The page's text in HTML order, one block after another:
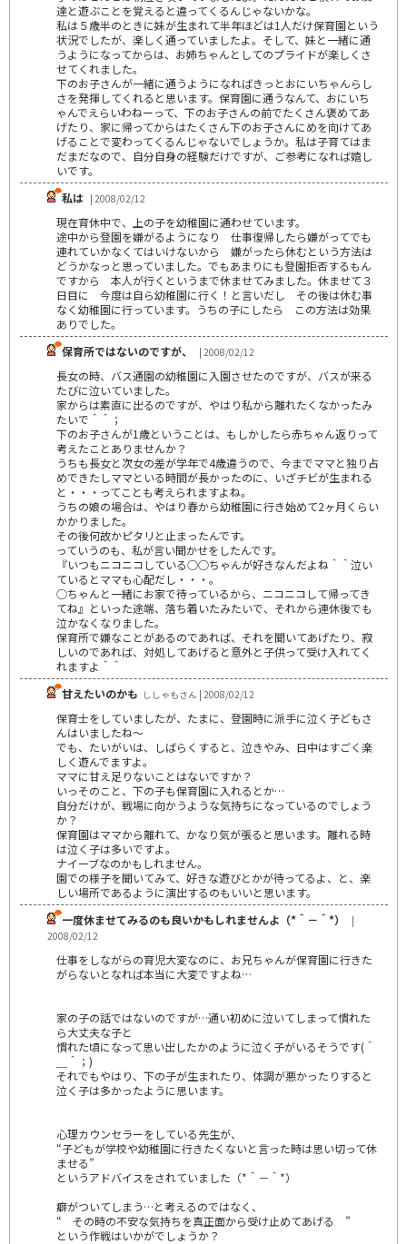
達と遊ぶことを覚えると違ってくるんじゃないかな。
私は５歳半のときに妹が生まれて半年ほどは1人だけ保育園という
状況でしたが、楽しく通っていましたよ。そして、妹と一緒に通
うようになってからは、お姉ちゃんとしてのプライドが楽しくさ
せてくれました。
下のお子さんが一緒に通うようになればきっとおにいちゃんらし
さを発揮してくれると思います。保育園に通うなんて、おにいち
ゃんでえらいわねーって、下のお子さんの前でたくさん褒めてあ
げたり、家に帰ってからはたくさん下のお子さんにめを向けてあ
げることで変わってくるんじゃないでしょうか。私は子育てはま
だまだなので、自分自身の経験だけですが、ご参考になれば嬉し
いです。
私は | 2008/02/12
現在育休中で、上の子を幼稚園に通わせています。
途中から登園を嫌がるようになり 仕事復帰したら嫌がってでも
連れていかなくてはいけないから 嫌がったら休むという方法は
どうかなっと思っていました。でもあまりにも登園拒否するもん
ですから 本人が行くというまで休ませてみました。休ませて３
日目に 今度は自ら幼稚園に行く！と言いだし その後は休む事
なく幼稚園に行っています。うちの子にしたら この方法は効果
ありでした。
保育所ではないのですが、
| 2008/02/12
長女の時、バス通園の幼稚園に入園させたのですが、バスが来る
たびに泣いていました。
家からは素直に出るのですが、やはり私から離れたくなかったみ
たいで＾＾；
下のお子さんが1歳ということは、もしかしたら赤ちゃん返りって
考えたことありませんか？
うちも長女と次女の差が学年で4歳違うので、今までママと独り占
めできたしママといる時間が長かったのに、いざチビが生まれる
と・・・ってことも考えられますよね。
うちの娘の場合は、やはり春から幼稚園に行き始めて2ヶ月くらい
かかりました。
その後何故かピタリと止まったんです。
っていうのも、私が言い聞かせをしたんです。
『いつもニコニコしている○○ちゃんが好きなんだよね＾＾泣い
ているとママも心配だし・・・。
○ちゃんと一緒にお家で待っているから、ニコニコして帰ってき
てね』といった途端、落ち着いたみたいで、それから連休後でも
泣かなくなりました。
保育所で嫌なことがあるのであれば、それを聞いてあげたり、寂
しいのであれば、対処してあげると意外と子供って受け入れてく
れますよ＾＾
甘えたいのかも ししゃもさん | 2008/02/12
保育士をしていましたが、たまに、登園時に派手に泣く子どもさ
んはいましたね～
でも、たいがいは、しばらくすると、泣きやみ、日中はすごく楽
しく遊んでますよ。
ママに甘え足りないことはないですか？
いっそのこと、下の子も保育園に入れるとか…
自分だけが、戦場に向かうような気持ちになっているのでしょう
か？
保育園はママから離れて、かなり気が張ると思います。離れる時
は泣く子は多いですよ。
ナイーブなのかもしれません。
園での様子を聞いてみて、好きな遊びとかが待ってるよ、と、楽
しい場所であるように演出するのもいいと思います。
一度休ませてみるのも良いかもしれませんよ（*＾－＾*）
|
2008/02/12
仕事をしながらの育児大変なのに、お兄ちゃんが保育園に行きた
がらないとなれば本当に大変ですよね…
家の子の話ではないのですが…通い初めに泣いてしまって慣れた
ら大丈夫な子と
慣れた頃になって思い出したかのように泣く子がいるそうです(＾
＿＾；)
それでもやはり、下の子が生まれたり、体調が悪かったりすると
泣く子は多かったように思います。
心理カウンセラーをしている先生が、
“子どもが学校や幼稚園に行きたくないと言った時は思い切って休
ませる”
というアドバイスをされていました（*＾－＾*）
癖がついてしまう…と考えるのではなく、
“ その時の不安な気持ちを真正面から受け止めてあげる ”
という作戦はいかがでしょうか？